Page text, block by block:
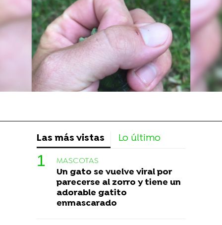
Las más vistas Lo último
MASCOTAS
Un gato se vuelve viral por
parecerse al zorro y tiene un
adorable gatito
enmascarado